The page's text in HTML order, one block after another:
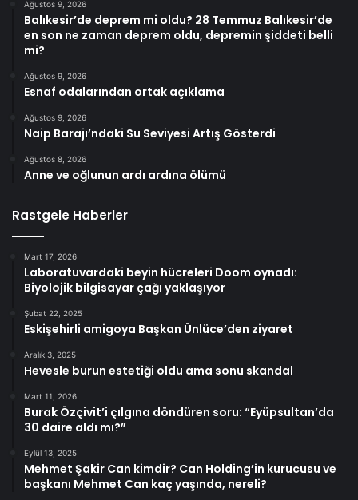
Ağustos 9, 2026
Balıkesir’de deprem mi oldu? 28 Temmuz Balıkesir’de
en son ne zaman deprem oldu, depremin şiddeti belli
mi?
Ağustos 9, 2026
Esnaf odalarından ortak açıklama
Ağustos 9, 2026
Naip Barajı’ndaki Su Seviyesi Artış Gösterdi
Ağustos 8, 2026
Anne ve oğlunun ardı ardına ölümü
Rastgele Haberler
Mart 17, 2026
Laboratuvardaki beyin hücreleri Doom oynadı:
Biyolojik bilgisayar çağı yaklaşıyor
Şubat 22, 2025
Eskişehirli amigoya Başkan Ünlüce’den ziyaret
Aralık 3, 2025
Hevesle burun estetiği oldu ama sonu skandal
Mart 11, 2026
Burak Özçivit’i çılgına döndüren soru: “Eyüpsultan’da
30 daire aldı mı?”
Eylül 13, 2025
Mehmet Şakir Can kimdir? Can Holding’in kurucusu ve
başkanı Mehmet Can kaç yaşında, nereli?